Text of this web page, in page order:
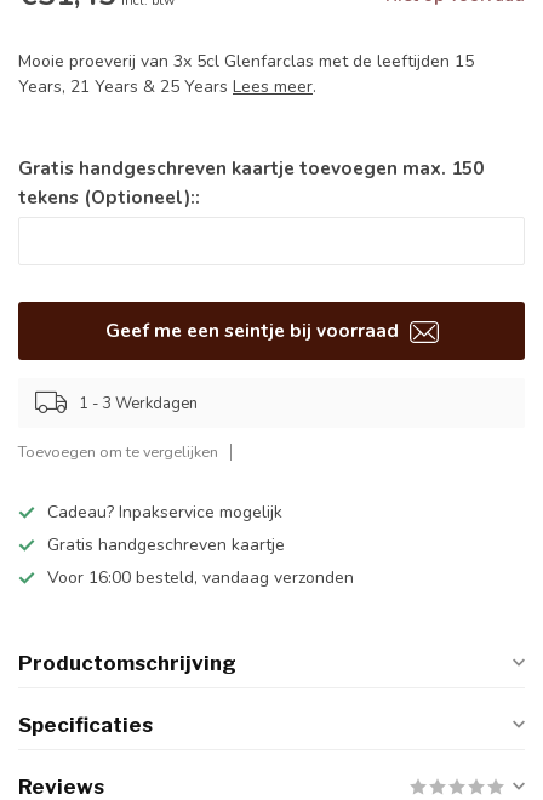
Mooie proeverij van 3x 5cl Glenfarclas met de leeftijden 15
Years, 21 Years & 25 Years Lees meer.
Gratis handgeschreven kaartje toevoegen max. 150
tekens (Optioneel)::
Geef me een seintje bij voorraad
1 - 3 Werkdagen
Toevoegen om te vergelijken
Cadeau? Inpakservice mogelijk
Gratis handgeschreven kaartje
Voor 16:00 besteld, vandaag verzonden
Productomschrijving
Specificaties
Reviews